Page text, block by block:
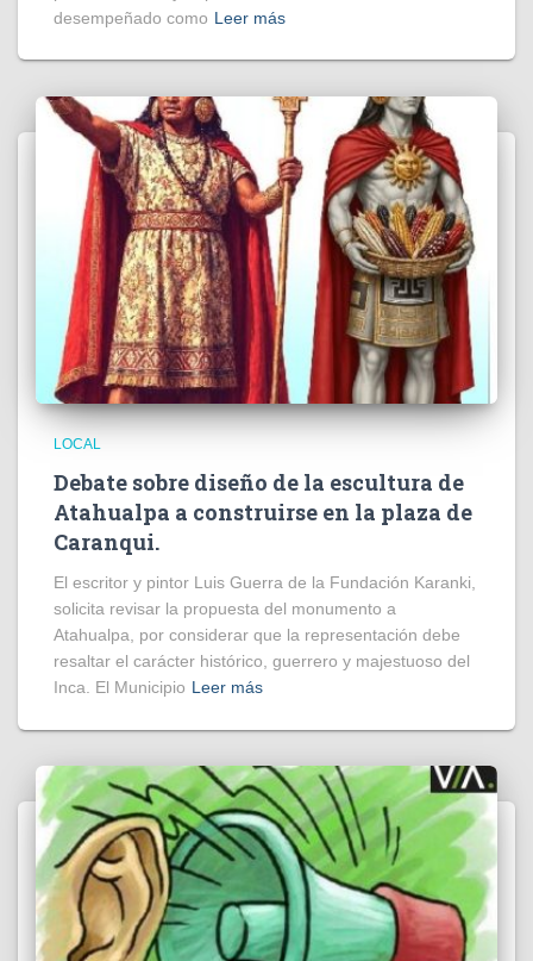
desempeñado como Leer más
LOCAL
Debate sobre diseño de la escultura de
Atahualpa a construirse en la plaza de
Caranqui.
El escritor y pintor Luis Guerra de la Fundación Karanki,
solicita revisar la propuesta del monumento a
Atahualpa, por considerar que la representación debe
resaltar el carácter histórico, guerrero y majestuoso del
Inca. El Municipio Leer más